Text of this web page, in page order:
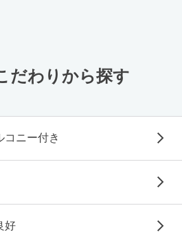
だわりから探す
コニー付き
好